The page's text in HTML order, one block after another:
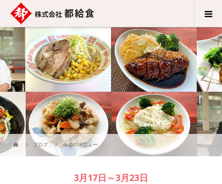
ブログ 今週のメニュー
3月17日～3月23日